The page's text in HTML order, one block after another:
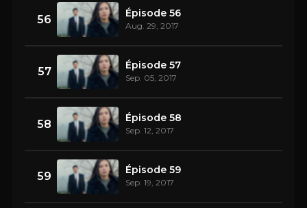
56 Épisode 56
Aug. 29, 2017
57 Épisode 57
Sep. 05, 2017
58 Épisode 58
Sep. 12, 2017
59 Épisode 59
Sep. 19, 2017